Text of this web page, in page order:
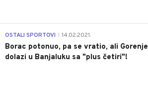
OSTALI SPORTOVI 14.02.2021.
Borac potonuo, pa se vratio, ali Gorenje
dolazi u Banjaluku sa "plus četiri"!